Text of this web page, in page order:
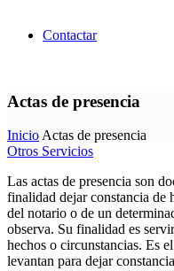
Contactar
Actas de presencia
InicioActas de presencia
Otros Servicios
Las actas de presencia son
finalidad dejar constancia de
del notario o de un
observa. Su finalidad es
hechos o circunstancias. Es
levantan para dejar